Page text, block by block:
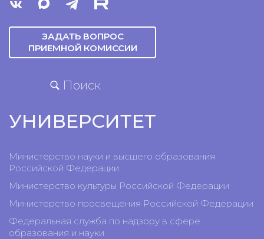
ЗАДАТЬ ВОПРОС
ПРИЕМНОЙ КОМИССИИ
Поиск
УНИВЕРСИТЕТ
Министерство науки и высшего образования
Российской Федерации
Министерство культуры Российской Федерации
Министерство просвещения Российской Федерации
Федеральная служба по надзору в сфере
образования и науки